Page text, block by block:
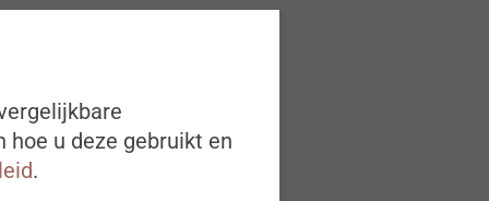
u deze gebruikt en
.